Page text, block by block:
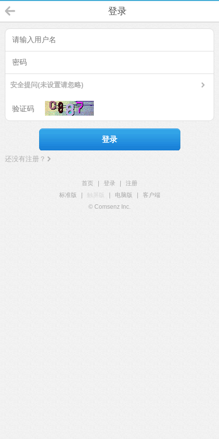
登录
安全提问(未设置请忽略)
登录
还没有注册？
首页 登录
注册
标准版
触屏版 电脑版
客户端
© Comsenz Inc.